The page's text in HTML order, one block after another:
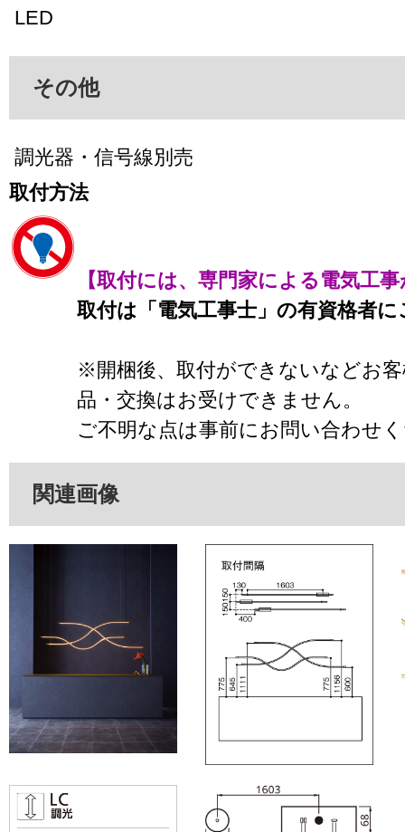
LED
その他
調光器・信号線別売
取付方法
【取付には、専門家による電気工
取付は「電気工事士」の有資格者
※開梱後、取付ができないなどお
品・交換はお受けできません。
ご不明な点は事前にお問い合わせ
関連画像